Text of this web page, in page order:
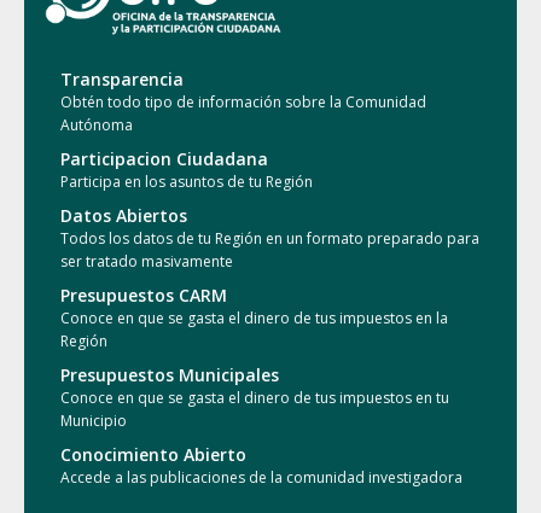
Transparencia
Obtén todo tipo de información sobre la Comunidad
Autónoma
Participacion Ciudadana
Participa en los asuntos de tu Región
Datos Abiertos
Todos los datos de tu Región en un formato preparado para
ser tratado masivamente
Presupuestos CARM
Conoce en que se gasta el dinero de tus impuestos en la
Región
Presupuestos Municipales
Conoce en que se gasta el dinero de tus impuestos en tu
Municipio
Conocimiento Abierto
Accede a las publicaciones de la comunidad investigadora